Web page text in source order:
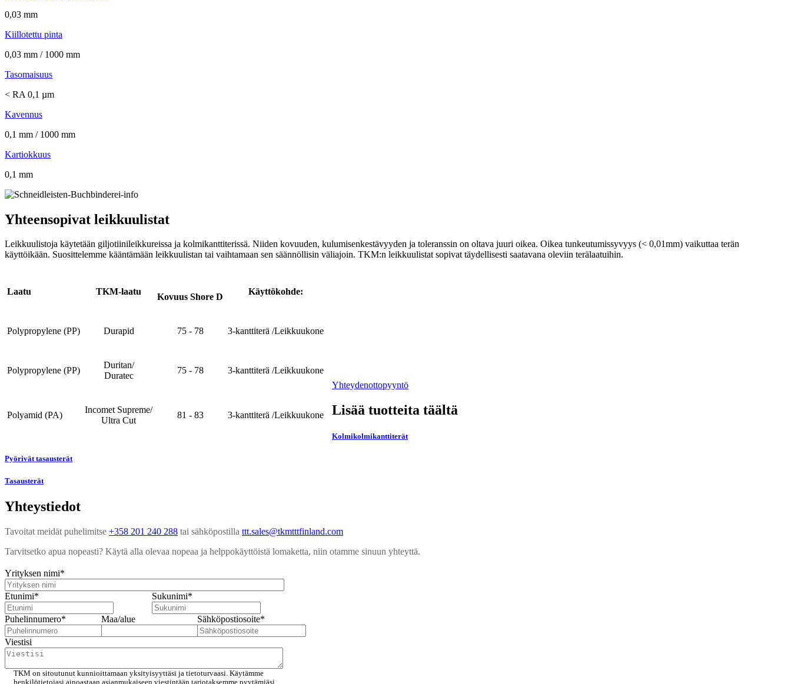
0,03 mm
Kiillotettu pinta
0,03 mm / 1000 mm
Tasomaisuus
< RA 0,1 µm
Kavennus
0,1 mm / 1000 mm
Kartiokkuus
0,1 mm
Yhteensopivat leikkuulistat
Leikkuulistoja käytetään giljotiinileikkureissa ja kolmikanttiterissä. Niiden kovuuden, kulumisenkestävyyden ja toleranssin on oltava juuri oikea. Oikea tunkeutumissyvyys (< 0,01mm) vaikuttaa terän
käyttöikään. Suosittelemme kääntämään leikkuulistan tai vaihtamaan sen säännöllisin väliajoin. TKM:n leikkuulistat sopivat täydellisesti saatavana oleviin terälaatuihin.
Laatu TKM-laatu
Kovuus Shore D
Käyttökohde:
Polypropylene (PP) Durapid 75 - 78 3-kanttiterä /Leikkuukone
Polypropylene (PP)
Duritan/
Duratec
75 - 78 3-kanttiterä /Leikkuukone
Polyamid (PA)
Incomet Supreme/
Ultra Cut
81 - 83 3-kanttiterä /Leikkuukone
Yhteydenottopyyntö
Lisää tuotteita täältä
Kolmikolmikanttiterät
Pyörivät tasausterät
Tasausterät
Yhteystiedot
Tavoitat meidät puhelimitse +358 201 240 288 tai sähköpostilla ttt.sales@tkmtttfinland.com
Tarvitsetko apua nopeasti? Käytä alla olevaa nopeaa ja helppokäyttöistä lomaketta, niin otamme sinuun yhteyttä.
Yrityksen nimi*
Etunimi* Sukunimi*
Puhelinnumero* Maa/alue Sähköpostiosoite*
Viestisi
TKM on sitoutunut kunnioittamaan yksityisyyttäsi ja tietoturvaasi. Käytämme